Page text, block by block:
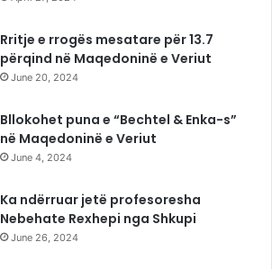
Rritje e rrogës mesatare për 13.7
përqind në Maqedoninë e Veriut
June 20, 2024
Bllokohet puna e “Bechtel & Enka-s”
në Maqedoninë e Veriut
June 4, 2024
Ka ndërruar jetë profesoresha
Nebehate Rexhepi nga Shkupi
June 26, 2024